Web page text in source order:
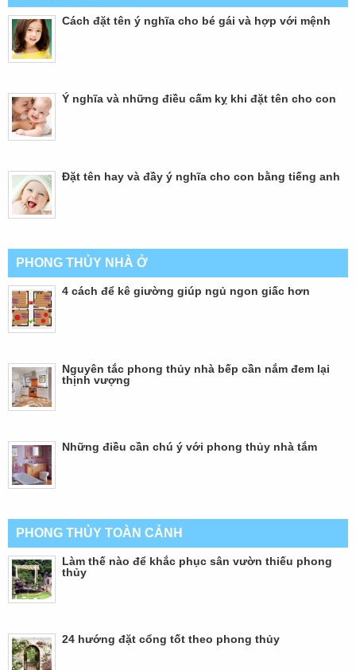
Cách đặt tên ý nghĩa cho bé gái và hợp với mệnh
Ý nghĩa và những điều cấm kỵ khi đặt tên cho con
Đặt tên hay và đầy ý nghĩa cho con bằng tiếng anh
PHONG THỦY NHÀ Ở
4 cách để kê giường giúp ngủ ngon giấc hơn
Nguyên tắc phong thủy nhà bếp cần nắm đem lại
thịnh vượng
Những điều cần chú ý với phong thủy nhà tắm
PHONG THỦY TOÀN CẢNH
Làm thế nào để khắc phục sân vườn thiếu phong
thủy
24 hướng đặt cổng tốt theo phong thủy